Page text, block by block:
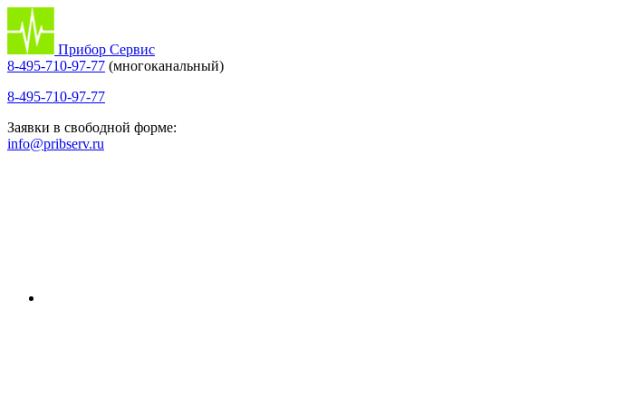
Прибор Сервис
8-495-710-97-77 (многоканальный)
8-495-710-97-77
Заявки в свободной форме:
info@pribserv.ru